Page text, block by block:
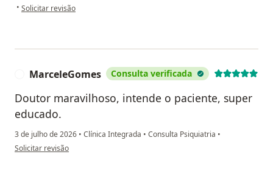
• na opinião do utilizador Clea
Solicitar revisão
MarceleGomes Consulta verificada
Doutor maravilhoso, intende o paciente, super
educado.
3 de julho de 2026 • Clínica Integrada • Consulta Psiquiatria •
na opinião do utilizador MarceleGomes
Solicitar revisão